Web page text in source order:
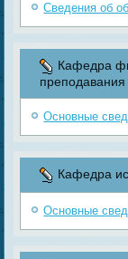
Сведения об
Кафедра
преподавания
Основные
Кафедра
Основные